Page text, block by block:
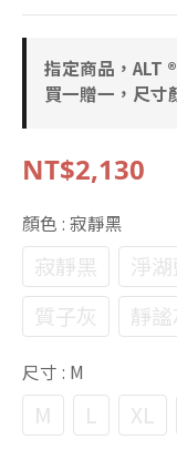
指定商品，ALT
買一贈一，尺寸
NT$2,130
顏色 : 寂靜黑
寂靜黑 淨
質子灰
靜
尺寸 : M
M L XL